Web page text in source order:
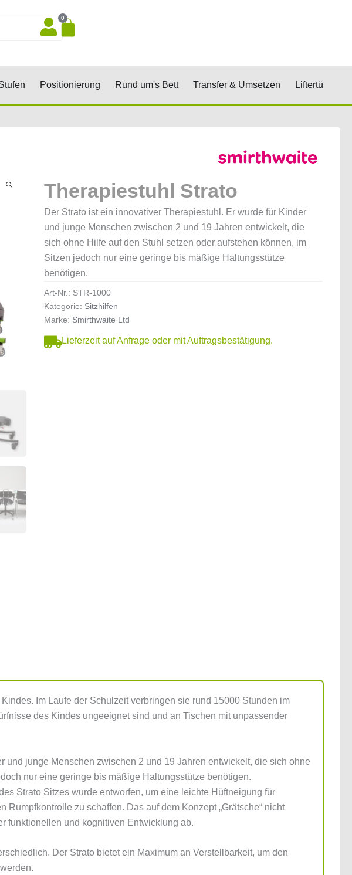
0
Warenkorb
Öffne Rampen & Stufen
Positionierung Öffne Positionierung
Rund um's Bett Öffne Rund um's Bett
Transfer & Umsetzen Öffne Transfer
Liftertücher
Therapiestuhl Strato
Der Strato ist ein innovativer Therapiestuhl. Er wurde für Kinder
und junge Menschen zwischen 2 und 19 Jahren entwickelt, die
sich ohne Hilfe auf den Stuhl setzen oder aufstehen können, im
Sitzen jedoch nur eine geringe bis mäßige Haltungsstütze
benötigen.
Art-Nr.: STR-1000
Kategorie: Sitzhilfen
Marke: Smirthwaite Ltd
Lieferzeit auf Anfrage oder mit Auftragsbestätigung.
Im Laufe der Schulzeit verbringen sie rund 15000 Stunden im
des Kindes ungeeignet sind und an Tischen mit unpassender
und junge Menschen zwischen 2 und 19 Jahren entwickelt, die sich ohne
nur eine geringe bis mäßige Haltungsstütze benötigen.
Strato Sitzes wurde entworfen, um eine leichte Hüftneigung für
zu schaffen. Das auf dem Konzept „Grätsche“ nicht
funktionellen und kognitiven Entwicklung ab.
Der Strato bietet ein Maximum an Verstellbarkeit, um den